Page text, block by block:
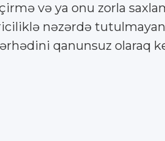
və ya onu zorla
nəzərdə
qanunsuz olaraq